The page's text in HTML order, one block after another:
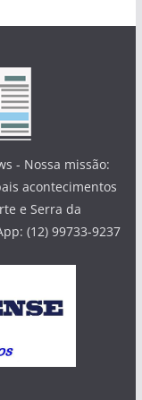
- Nossa missão:
acontecimentos
e Serra da
(12) 99733-9237